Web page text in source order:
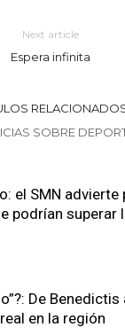
Next article
Espera infinita
SOBRE
el SMN advierte
podrían superar
De
en la región